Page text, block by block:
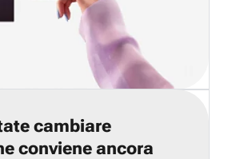
cambiare
conviene ancora